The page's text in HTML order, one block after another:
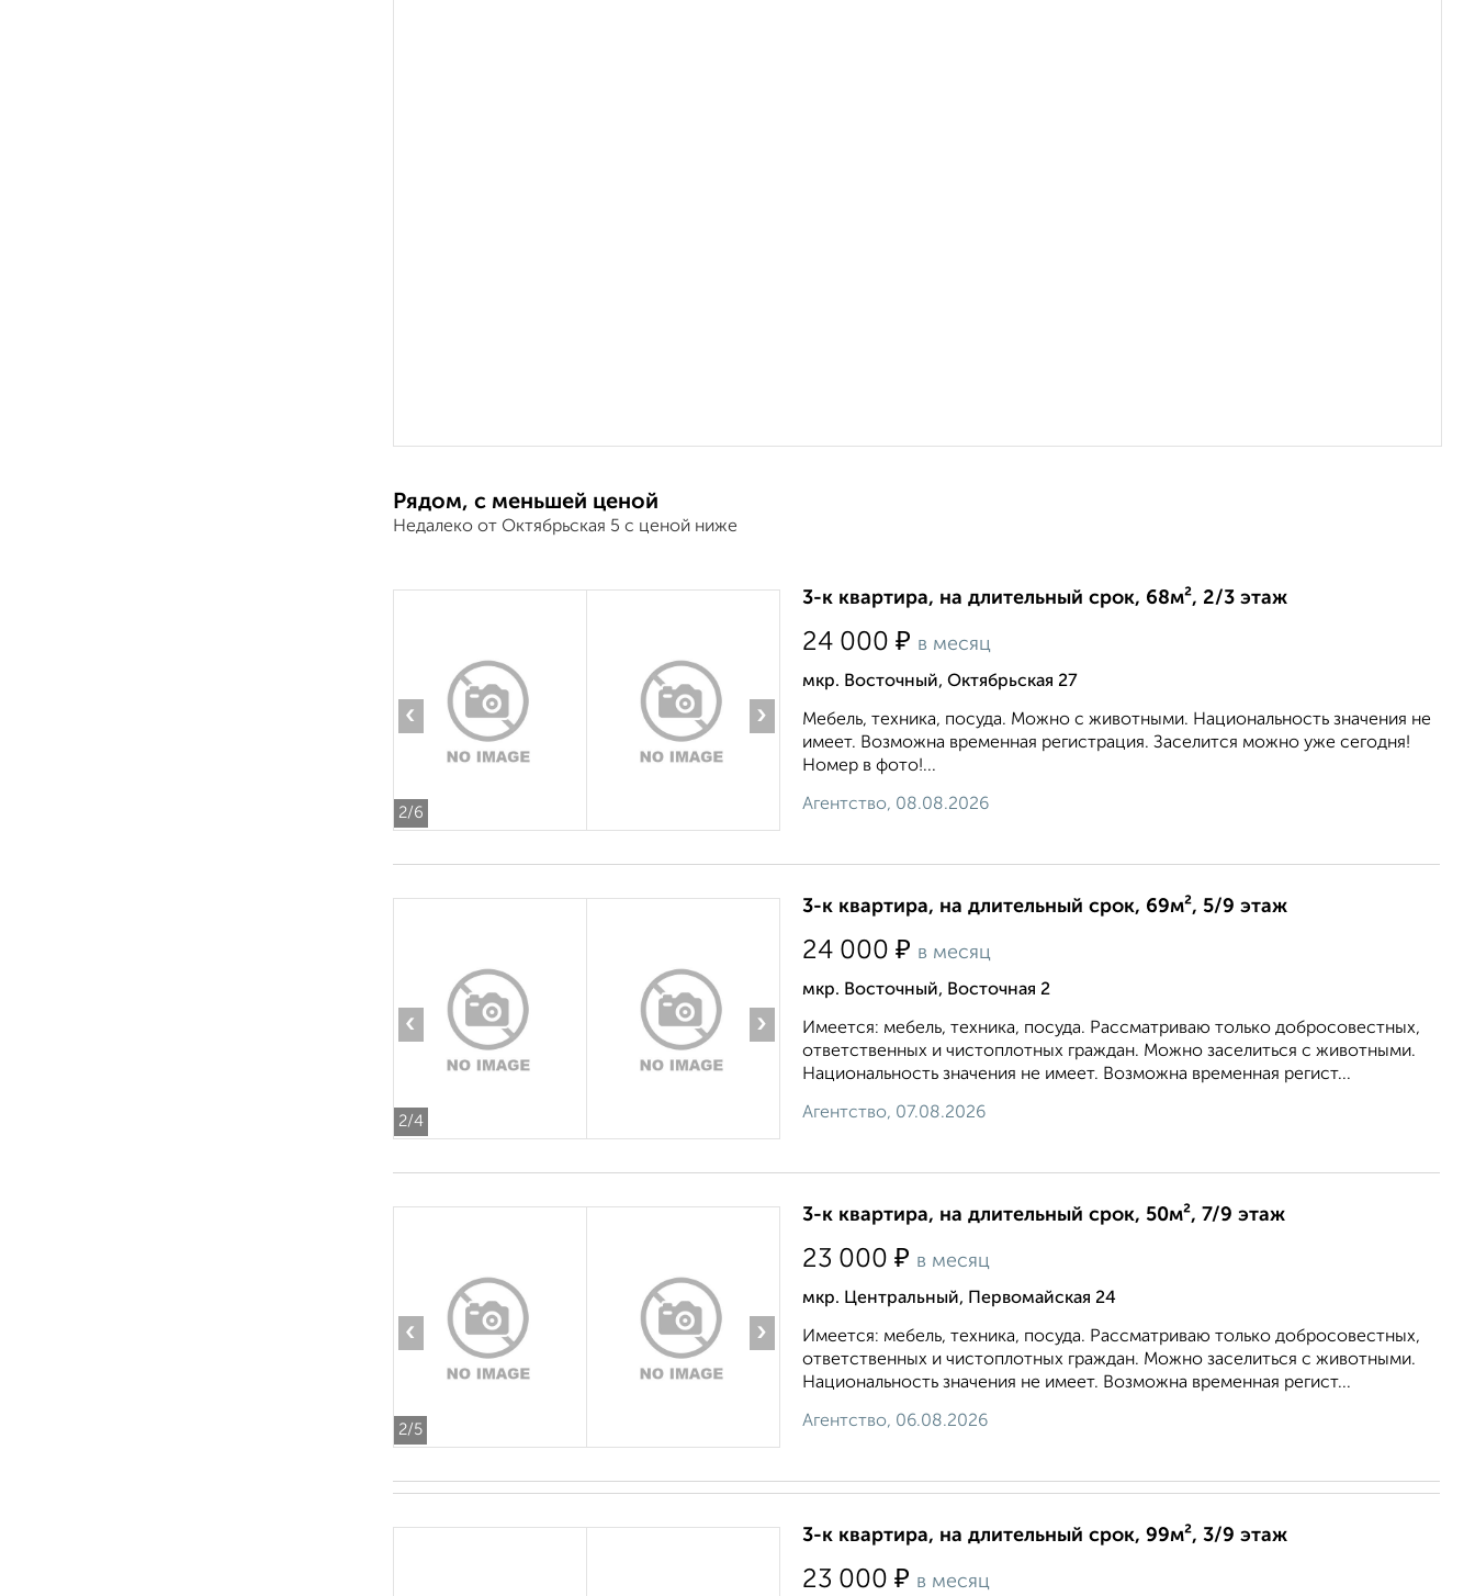
Рядом, с меньшей ценой
Недалеко от Октябрьская 5 с ценой ниже
2/6
‹ ›
3-к квартира, на длительный срок, 68м², 2/3 этаж
24 000 ₽ в месяц
мкр. Восточный, Октябрьская 27
Мебель, техника, посуда. Можно с животными. Национальность значения не
имеет. Возможна временная регистрация. Заселится можно уже сегодня!
Номер в фото!...
Агентство, 08.08.2026
2/4
‹ ›
3-к квартира, на длительный срок, 69м², 5/9 этаж
24 000 ₽ в месяц
мкр. Восточный, Восточная 2
Имеется: мебель, техника, посуда. Рассматриваю только добросовестных,
ответственных и чистоплотных граждан. Можно заселиться с животными.
Национальность значения не имеет. Возможна временная регист...
Агентство, 07.08.2026
2/5
‹ ›
3-к квартира, на длительный срок, 50м², 7/9 этаж
23 000 ₽ в месяц
мкр. Центральный, Первомайская 24
Имеется: мебель, техника, посуда. Рассматриваю только добросовестных,
ответственных и чистоплотных граждан. Можно заселиться с животными.
Национальность значения не имеет. Возможна временная регист...
Агентство, 06.08.2026
3-к квартира, на длительный срок, 99м², 3/9 этаж
23 000 ₽ в месяц